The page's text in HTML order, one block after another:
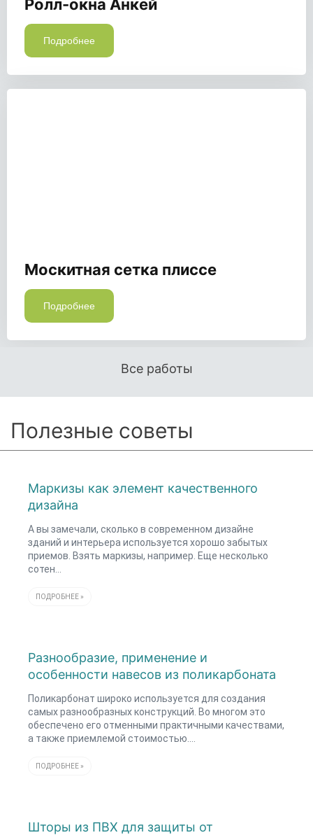
Ролл-окна Анкей
Подробнее
Москитная сетка плиссе
Подробнее
Все работы
Полезные советы
Маркизы как элемент качественного
дизайна
А вы замечали, сколько в современном дизайне
зданий и интерьера используется хорошо забытых
приемов. Взять маркизы, например. Еще несколько
сотен…
ПОДРОБНЕЕ »
Разнообразие, применение и
особенности навесов из поликарбоната
Поликарбонат широко используется для создания
самых разнообразных конструкций. Во многом это
обеспечено его отменными практичными качествами,
а также приемлемой стоимостью.…
ПОДРОБНЕЕ »
Шторы из ПВХ для защиты от